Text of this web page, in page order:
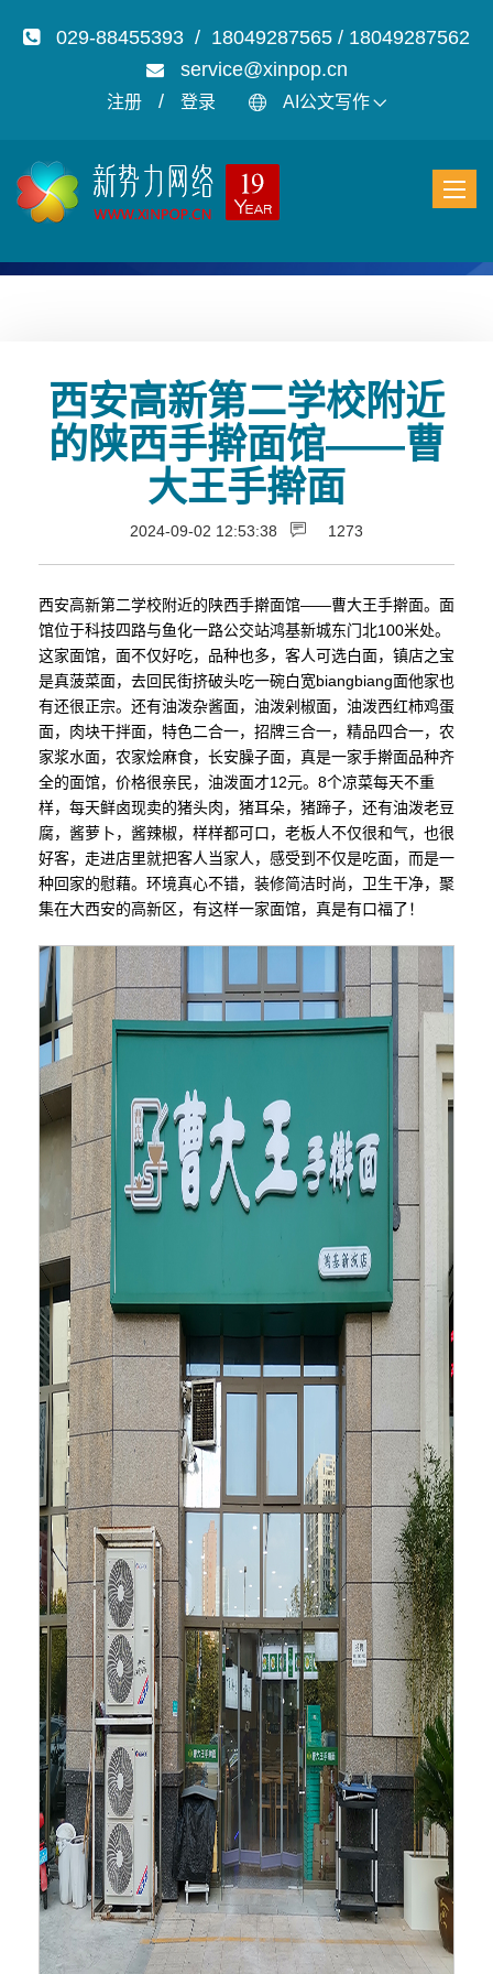
029-88455393 / 18049287565 / 18049287562
service@xinpop.cn
注册 / 登录 AI公文写作
西安高新第二学校附近
的陕西手擀面馆——曹
大王手擀面
2024-09-02 12:53:38 1273
西安高新第二学校附近的陕西手擀面馆——曹大王手擀面。面
馆位于科技四路与鱼化一路公交站鸿基新城东门北100米处。
这家面馆，面不仅好吃，品种也多，客人可选白面，镇店之宝
是真菠菜面，去回民街挤破头吃一碗白宽biangbiang面他家也
有还很正宗。还有油泼杂酱面，油泼剁椒面，油泼西红柿鸡蛋
面，肉块干拌面，特色二合一，招牌三合一，精品四合一，农
家浆水面，农家烩麻食，长安臊子面，真是一家手擀面品种齐
全的面馆，价格很亲民，油泼面才12元。8个凉菜每天不重
样，每天鲜卤现卖的猪头肉，猪耳朵，猪蹄子，还有油泼老豆
腐，酱萝卜，酱辣椒，样样都可口，老板人不仅很和气，也很
好客，走进店里就把客人当家人，感受到不仅是吃面，而是一
种回家的慰藉。环境真心不错，装修简洁时尚，卫生干净，聚
集在大西安的高新区，有这样一家面馆，真是有口福了！